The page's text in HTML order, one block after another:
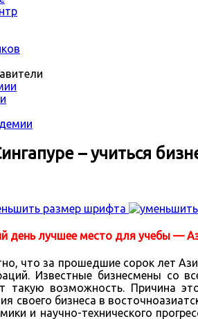
– учиться
размер шрифта
день лучшее место для учебы —
что за прошедшие сорок лет
Известные бизнесмены со
такую возможность. Причина
своего бизнеса в
и научно-технического